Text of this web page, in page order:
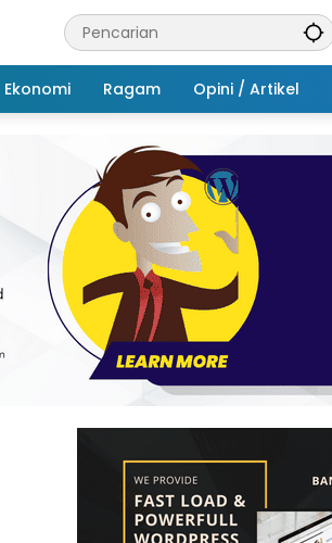
Ekonomi Ragam Opini / Artikel